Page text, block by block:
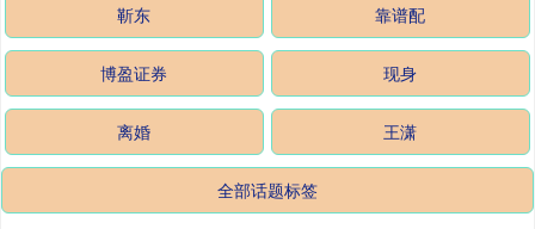
靳东 靠谱配
博盈证券 现身
离婚 王潇
全部话题标签